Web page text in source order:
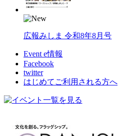
広報みしま 令和8年8月号
Event e情報
Facebook
twitter
はじめてご利用される方へ